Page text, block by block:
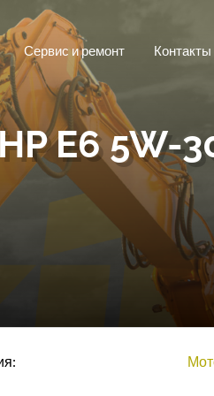
Сервис и ремонт Контакты
E6 5W-